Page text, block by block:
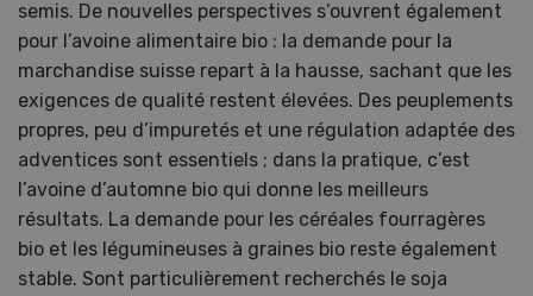
semis. De nouvelles perspectives s’ouvrent également
pour l’avoine alimentaire bio : la demande pour la
marchandise suisse repart à la hausse, sachant que les
exigences de qualité restent élevées. Des peuplements
propres, peu d’impuretés et une régulation adaptée des
adventices sont essentiels ; dans la pratique, c’est
l’avoine d’automne bio qui donne les meilleurs
résultats. La demande pour les céréales fourragères
bio et les légumineuses à graines bio reste également
stable. Sont particulièrement recherchés le soja